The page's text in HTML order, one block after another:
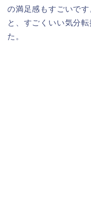
の満足感もすごいで
と、すごくいい気分
た。